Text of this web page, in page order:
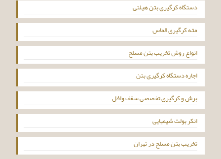
دستگاه کرگیری بتن هیلتی
مته کرگیری الماس
انواع روش تخریب بتن مسلح
اجاره دستگاه کرگیری بتن
برش و کرگیری تخصصی سقف وافل
انکر بولت شیمیایی
تخریب بتن مسلح در تهران